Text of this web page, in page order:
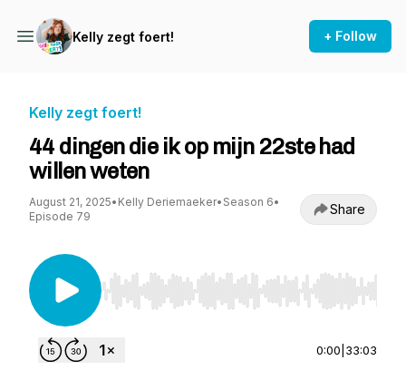
Kelly zegt foert! + Follow
Kelly zegt foert!
44 dingen die ik op mijn 22ste had
willen weten
August 21, 2025• Kelly Deriemaeker• Season 6•
Episode 79
Share
Use Left/Right to seek, Home/End to jump to
0:00 33:03